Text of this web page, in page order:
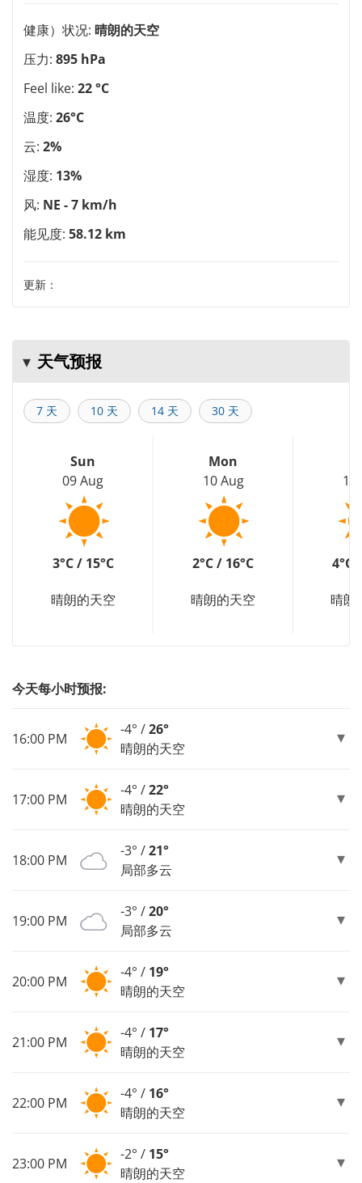
健康）状况: 晴朗的天空
压力: 895 hPa
Feel like: 22 °C
温度: 26°C
云: 2%
湿度: 13%
风: NE - 7 km/h
能见度: 58.12 km
更新：
天气预报
7 天 10 天 14 天 30 天
Sun
09 Aug
3°C / 15°C
晴朗的天空
Mon
10 Aug
2°C / 16°C
晴朗的天空
11
4°C
晴朗
今天每小时预报:
16:00 PM
-4° /26°
晴朗的天空
17:00 PM
-4° /22°
晴朗的天空
18:00 PM
-3° /21°
局部多云
19:00 PM
-3° /20°
局部多云
20:00 PM
-4° / 19°
晴朗的天空
21:00 PM
-4° / 17°
晴朗的天空
22:00 PM
-4° / 16°
晴朗的天空
23:00 PM
-2° / 15°
晴朗的天空